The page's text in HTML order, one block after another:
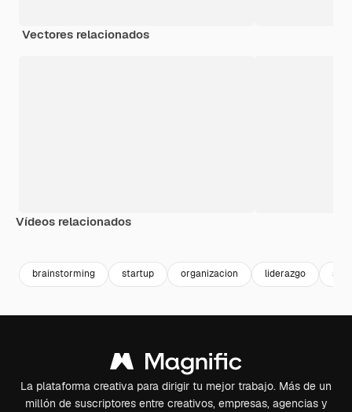
Vectores relacionados
Vídeos relacionados
brainstorming startup organizacion liderazgo
La plataforma creativa para dirigir tu mejor trabajo. Más de un
millón de suscriptores entre creativos, empresas, agencias y